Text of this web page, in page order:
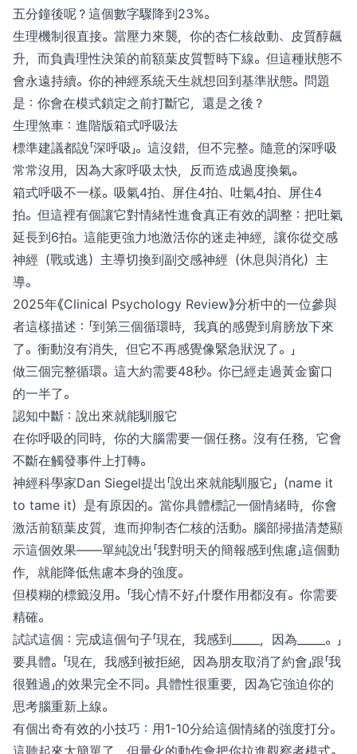
五分鐘後呢？這個數字驟降到23%。
生理機制很直接。當壓力來襲，你的杏仁核啟動、皮質醇飆
升，而負責理性決策的前額葉皮質暫時下線。但這種狀態不
會永遠持續。你的神經系統天生就想回到基準狀態。問題
是：你會在模式鎖定之前打斷它，還是之後？
生理煞車：進階版箱式呼吸法
標準建議都說「深呼吸」。這沒錯，但不完整。隨意的深呼吸
常常沒用，因為大家呼吸太快，反而造成過度換氣。
箱式呼吸不一樣。吸氣4拍、屏住4拍、吐氣4拍、屏住4
拍。但這裡有個讓它對情緒性進食真正有效的調整：把吐氣
延長到6拍。這能更強力地激活你的迷走神經，讓你從交感
神經（戰或逃）主導切換到副交感神經（休息與消化）主
導。
2025年《Clinical Psychology Review》分析中的一位參與
者這樣描述：「到第三個循環時，我真的感覺到肩膀放下來
了。衝動沒有消失，但它不再感覺像緊急狀況了。」
做三個完整循環。這大約需要48秒。你已經走過黃金窗口
的一半了。
認知中斷：說出來就能馴服它
在你呼吸的同時，你的大腦需要一個任務。沒有任務，它會
不斷在觸發事件上打轉。
神經科學家Dan Siegel提出「說出來就能馴服它」（name it
to tame it）是有原因的。當你具體標記一個情緒時，你會
激活前額葉皮質，進而抑制杏仁核的活動。腦部掃描清楚顯
示這個效果——單純說出「我對明天的簡報感到焦慮」這個動
作，就能降低焦慮本身的強度。
但模糊的標籤沒用。「我心情不好」什麼作用都沒有。你需要
精確。
試試這個：完成這個句子「現在，我感到_____，因為_____。」
要具體。「現在，我感到被拒絕，因為朋友取消了約會」跟「我
很難過」的效果完全不同。具體性很重要，因為它強迫你的
思考腦重新上線。
有個出奇有效的小技巧：用1-10分給這個情緒的強度打分。
這聽起來太簡單了，但量化的動作會把你拉進觀察者模式。